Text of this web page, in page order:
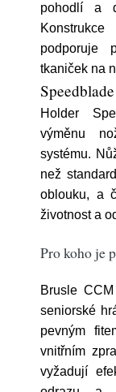
pohodlí a
podporuje
tkaniček na
Holder
výměnu
systému.
než
oblouku, a
životnost a
Pro koho je
Brusle
seniorské
pevným
vnitřním
vyžadují